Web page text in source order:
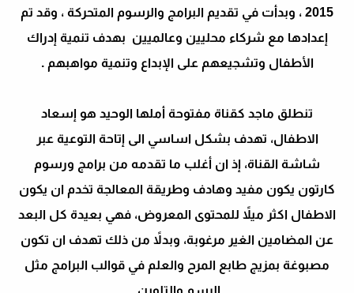
2015 ، وبدأت في تقديم البرامج والرسوم المتحركة ، وقد تم
إعدادها مع شركاء محليين وعالميين بهدف تنمية إدراك
الأطفال وتشجيعهم على الإبداع وتنمية مواهبهم .
تنطلق ماجد كقناة مفتوحة أملها الوحيد هو إسعاد
الاطفال، تهدف بشكل اساسي الى إتاحة التوعية عبر
شاشة القناة، إذ ان أغلب ما تقدمه من برامج ورسوم
كارتون يكون مفيد وهادف وطريقة المعالجة تخدم ان يكون
الاطفال اكثر ميلاً للمحتوى المعروض، فهي بعيدة كل البعد
عن المضامين الغير مرغوبة، وبدلاً من ذلك تهدف ان تكون
مصبوغة بمزيج طابع المرح والعلم في قوالب البرامج مثل